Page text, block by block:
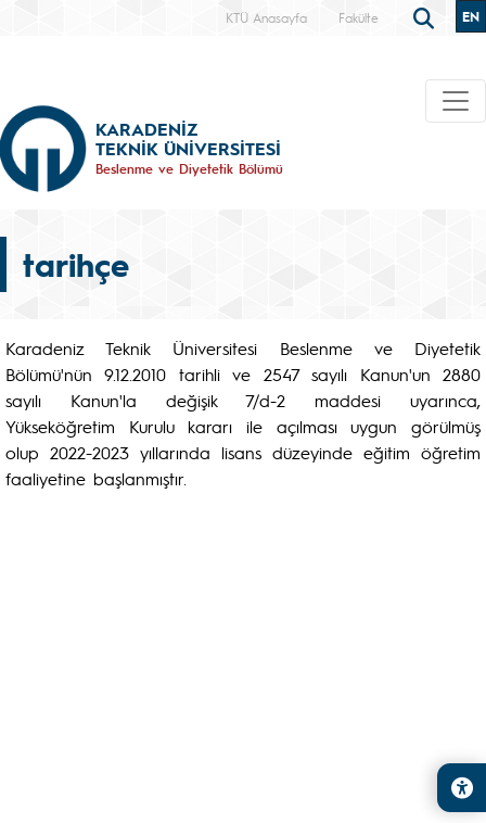
KTÜ Anasayfa Fakülte EN
KARADENİZ
TEKNİK ÜNİVERSİTESİ
Beslenme ve Diyetetik Bölümü
tarihçe
Karadeniz Teknik Üniversitesi Beslenme ve Diyetetik
Bölümü'nün 9.12.2010 tarihli ve 2547 sayılı Kanun'un 2880
sayılı Kanun'la değişik 7/d-2 maddesi uyarınca,
Yükseköğretim Kurulu kararı ile açılması uygun görülmüş
olup 2022-2023 yıllarında lisans düzeyinde eğitim öğretim
faaliyetine başlanmıştır.